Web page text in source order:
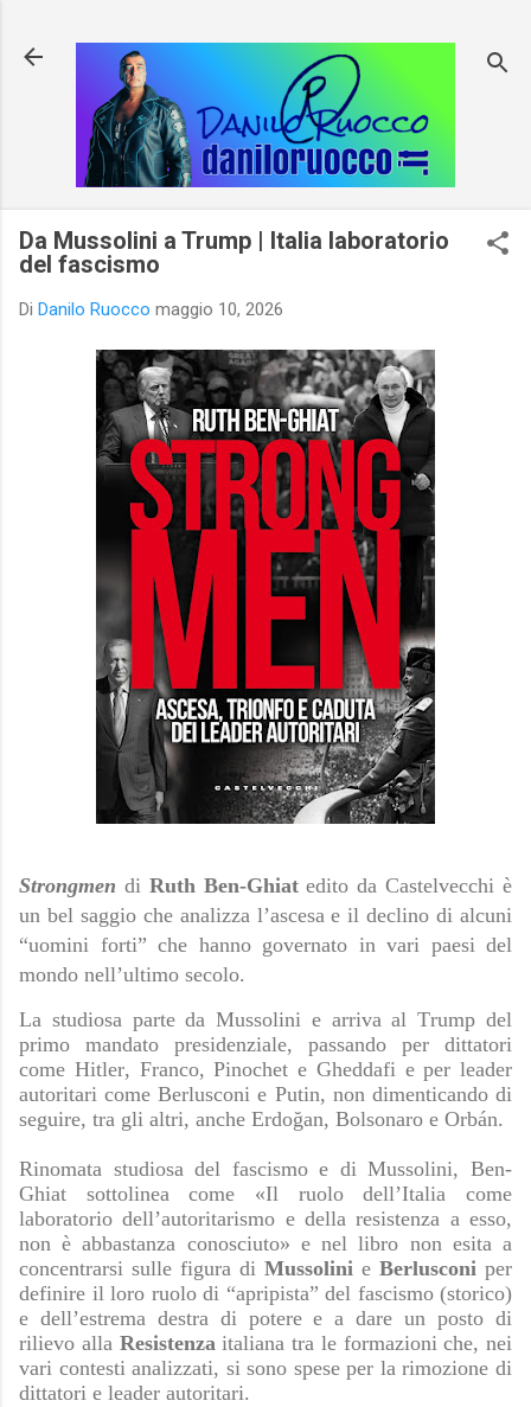
Da Mussolini a Trump | Italia laboratorio
del fascismo
Di Danilo Ruocco maggio 10, 2026
Strongmen di Ruth Ben-Ghiatedito da Castelvecchi è
un bel saggio che analizza l’ascesa e il declino di alcuni
“uomini forti” che hanno governato in vari paesi del
mondo nell’ultimo secolo.
La studiosa parte da Mussolini e arriva al Trump del
primo mandato presidenziale, passando per dittatori
come Hitler, Franco, Pinochet e Gheddafi e per leader
autoritari come Berlusconi e Putin, non dimenticando di
seguire, tra gli altri, anche Erdoğan, Bolsonaro e Orbán.
Rinomata studiosa del fascismo e di Mussolini, Ben-
Ghiat sottolinea come «Il ruolo dell’Italia come
laboratorio dell’autoritarismo e della resistenza a esso,
non è abbastanza conosciuto» e nel libro non esita a
concentrarsi sulle figura di Mussolini e Berlusconi per
definire il loro ruolo di “apripista” del fascismo (storico)
e dell’estrema destra di potere e a dare un posto di
rilievo alla Resistenzaitaliana tra le formazioni che, nei
vari contesti analizzati, si sono spese per la rimozione di
dittatori e leader autoritari.